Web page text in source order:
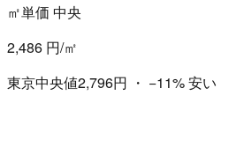
㎡単価 中央
2,486 円/㎡
東京中央値2,796円 ・ −11%安い